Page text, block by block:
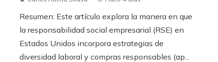
Resumen: Este artículo explora la manera en que
la responsabilidad social empresarial (RSE) en
Estados Unidos incorpora estrategias de
diversidad laboral y compras responsables (ap...